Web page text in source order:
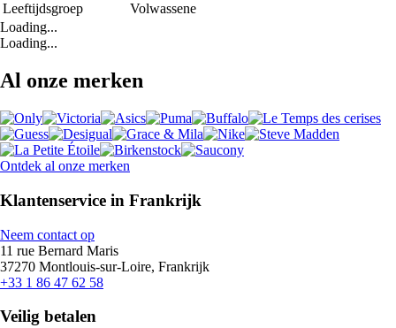
Leeftijdsgroep
Volwassene
Loading...
Loading...
Al onze merken
Ontdek al onze merken
Klantenservice in Frankrijk
Neem contact op
11 rue Bernard Maris
37270 Montlouis-sur-Loire, Frankrijk
+33 1 86 47 62 58
Veilig betalen